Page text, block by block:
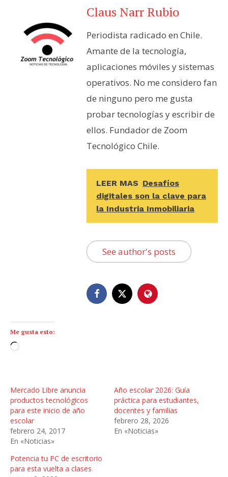
Claus Narr Rubio
Periodista radicado en Chile.
Amante de la tecnología,
aplicaciones móviles y sistemas
operativos. No me considero fan
de ninguno pero me gusta
probar tecnologías y escribir de
ellos. Fundador de Zoom
Tecnológico Chile.
LEER MAS Desafíos
digitales son la clave para
la Industria Inmobiliaria
See author's posts
Me gusta esto:
C
n
d
o
.
.
Mercado Libre anuncia
productos tecnológicos
para este inicio de año
escolar
febrero 24, 2017
En «Noticias»
Año escolar 2026: Guía
práctica para estudiantes,
docentes y familias
febrero 28, 2026
En «Noticias»
Potencia tu PC de escritorio
para esta vuelta a clases